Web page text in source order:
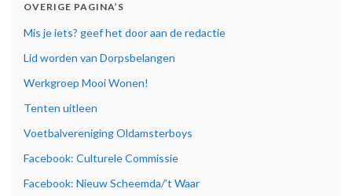
OVERIGE PAGINA’S
Mis je iets? geef het door aan de redactie
Lid worden van Dorpsbelangen
Werkgroep Mooi Wonen!
Tenten uitleen
Voetbalvereniging Oldamsterboys
Facebook: Culturele Commissie
Facebook: Nieuw Scheemda/’t Waar